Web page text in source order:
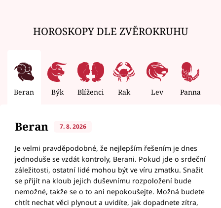
HOROSKOPY DLE ZVĚROKRUHU
Beran Býk Blíženci Rak Lev Panna
Beran 7. 8. 2026
Je velmi pravděpodobné, že nejlepším řešením je dnes
jednoduše se vzdát kontroly, Berani. Pokud jde o srdeční
záležitosti, ostatní lidé mohou být ve víru zmatku. Snažit
se přijít na kloub jejich duševnímu rozpoložení bude
nemožné, takže se o to ani nepokoušejte. Možná budete
chtít nechat věci plynout a uvidíte, jak dopadnete zítra,